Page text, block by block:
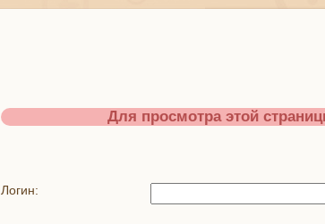
Для просмотра этой
Логин: